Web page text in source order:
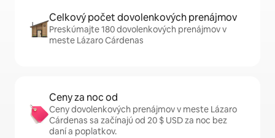
Celkový počet dovolenkových prenájmov
Preskúmajte 180 dovolenkových prenájmov v
meste Lázaro Cárdenas
Ceny za noc od
Ceny dovolenkových prenájmov v meste Lázaro
Cárdenas sa začínajú od 20 $ USD za noc bez
daní a poplatkov.